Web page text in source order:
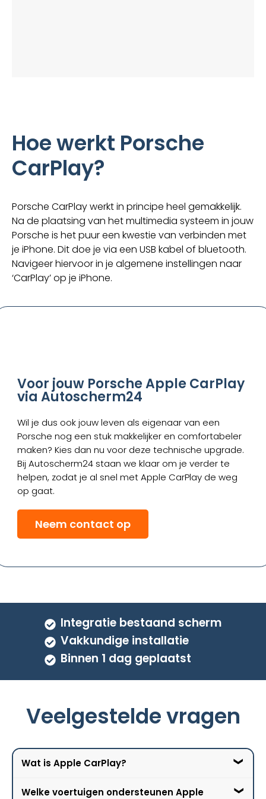
Hoe werkt Porsche
CarPlay?
Porsche CarPlay werkt in principe heel gemakkelijk.
Na de plaatsing van het multimedia systeem in jouw
Porsche is het puur een kwestie van verbinden met
je iPhone. Dit doe je via een USB kabel of bluetooth.
Navigeer hiervoor in je algemene instellingen naar
‘CarPlay’ op je iPhone.
Voor jouw Porsche Apple CarPlay
via Autoscherm24
Wil je dus ook jouw leven als eigenaar van een
Porsche nog een stuk makkelijker en comfortabeler
maken? Kies dan nu voor deze technische upgrade.
Bij Autoscherm24 staan we klaar om je verder te
helpen, zodat je al snel met Apple CarPlay de weg
op gaat.
Neem contact op
Integratie bestaand scherm
Vakkundige installatie
Binnen 1 dag geplaatst
Veelgestelde vragen
Wat is Apple CarPlay?
Apple CarPlay is een softwareplatform van
Welke voertuigen ondersteunen Apple